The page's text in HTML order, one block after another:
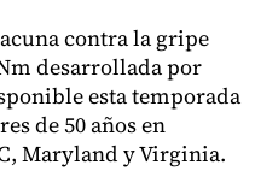
contra la gripe
desarrollada por
esta temporada
de 50 años en
Maryland y Virginia.